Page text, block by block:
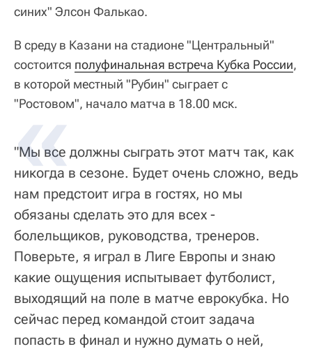
синих" Элсон Фалькао.
В среду в Казани на стадионе "Центральный"
состоится полуфинальная встреча Кубка России,
в которой местный "Рубин" сыграет с
"Ростовом", начало матча в 18.00 мск.
"Мы все должны сыграть этот матч так, как
никогда в сезоне. Будет очень сложно, ведь
нам предстоит игра в гостях, но мы
обязаны сделать это для всех -
болельщиков, руководства, тренеров.
Поверьте, я играл в Лиге Европы и знаю
какие ощущения испытывает футболист,
выходящий на поле в матче еврокубка. Но
сейчас перед командой стоит задача
попасть в финал и нужно думать о ней,